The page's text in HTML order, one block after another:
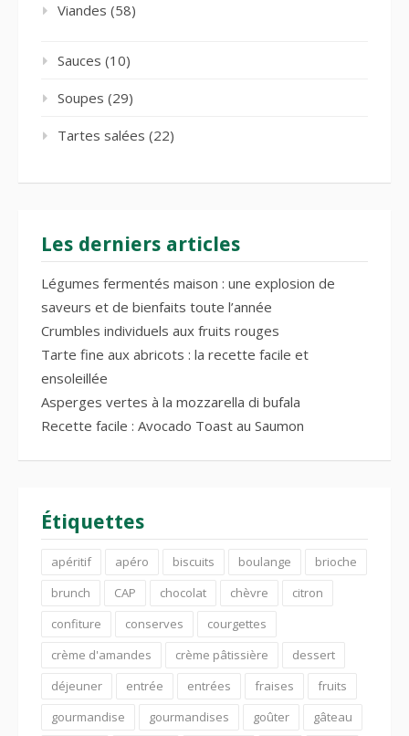
Viandes (58)
Sauces (10)
Soupes (29)
Tartes salées (22)
Les derniers articles
Légumes fermentés maison : une explosion de
saveurs et de bienfaits toute l’année
Crumbles individuels aux fruits rouges
Tarte fine aux abricots : la recette facile et
ensoleillée
Asperges vertes à la mozzarella di bufala
Recette facile : Avocado Toast au Saumon
Étiquettes
apéritif apéro biscuits boulange
brioche
brunch
CAP chocolat chèvre
citron
confiture
conserves
courgettes
crème d'amandes
crème pâtissière
dessert
déjeuner
entrée entrées fraises
fruits
gourmandise
gourmandises goûter gâteau